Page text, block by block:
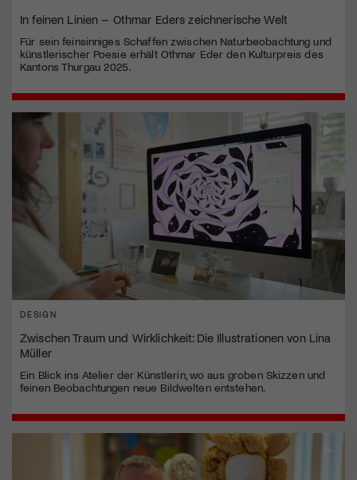
In feinen Linien – Othmar Eders zeichnerische Welt
Für sein feinsinniges Schaffen zwischen Naturbeobachtung und
künstlerischer Poesie erhält Othmar Eder den Kulturpreis des
Kantons Thurgau 2025.
DESIGN
Zwischen Traum und Wirklichkeit: Die Illustrationen von Lina
Müller
Ein Blick ins Atelier der Künstlerin, wo aus groben Skizzen und
feinen Beobachtungen neue Bildwelten entstehen.